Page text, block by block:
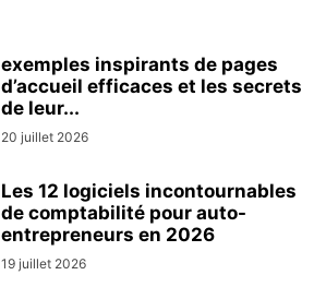
exemples inspirants de pages
d’accueil efficaces et les secrets
de leur...
20 juillet 2026
Les 12 logiciels incontournables
de comptabilité pour auto-
entrepreneurs en 2026
19 juillet 2026